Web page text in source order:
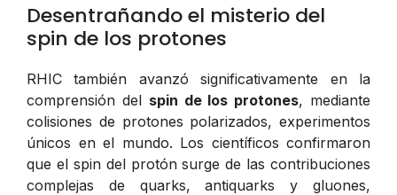
Desentrañando el misterio del
spin de los protones
RHIC también avanzó significativamente en la
comprensión del spin de los protones, mediante
colisiones de protones polarizados, experimentos
únicos en el mundo. Los científicos confirmaron
que el spin del protón surge de las contribuciones
complejas de quarks, antiquarks y gluones,